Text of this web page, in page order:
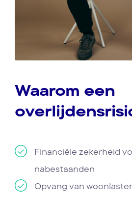
Waarom een
Financiële zekerheid
nabestaanden
Opvang van